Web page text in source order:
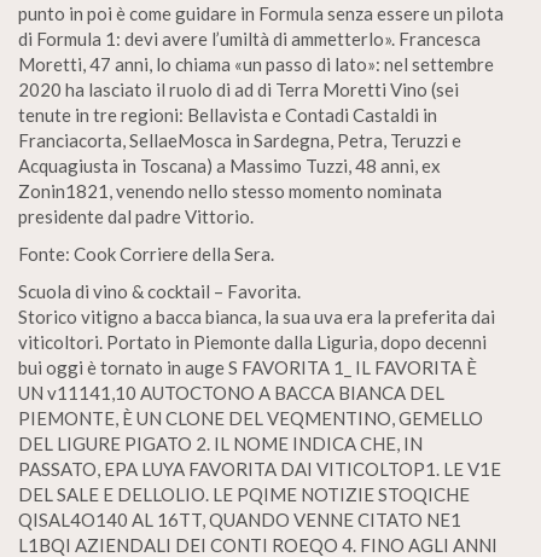
punto in poi è come guidare in Formula senza essere un pilota
di Formula 1: devi avere l’umiltà di ammetterlo». Francesca
Moretti, 47 anni, lo chiama «un passo di lato»: nel settembre
2020 ha lasciato il ruolo di ad di Terra Moretti Vino (sei
tenute in tre regioni: Bellavista e Contadi Castaldi in
Franciacorta, SellaeMosca in Sardegna, Petra, Teruzzi e
Acquagiusta in Toscana) a Massimo Tuzzi, 48 anni, ex
Zonin1821, venendo nello stesso momento nominata
presidente dal padre Vittorio.
Fonte: Cook Corriere della Sera.
Scuola di vino & cocktail – Favorita.
Storico vitigno a bacca bianca, la sua uva era la preferita dai
viticoltori. Portato in Piemonte dalla Liguria, dopo decenni
bui oggi è tornato in auge S FAVORITA 1_ IL FAVORITA È
UN v11141,10 AUTOCTONO A BACCA BIANCA DEL
PIEMONTE, È UN CLONE DEL VEQMENTINO, GEMELLO
DEL LIGURE PIGATO 2. IL NOME INDICA CHE, IN
PASSATO, EPA LUYA FAVORITA DAI VITICOLTOP1. LE V1E
DEL SALE E DELLOLIO. LE PQIME NOTIZIE STOQICHE
QISAL4O140 AL 16TT, QUANDO VENNE CITATO NE1
L1BQI AZIENDALI DEI CONTI ROEQO 4. FINO AGLI ANNI